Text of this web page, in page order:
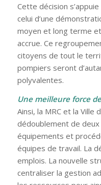
Cette décision
celui d’une
moyen et long terme
accrue. Ce
citoyens de tout le
pompiers seront
polyvalentes.
Une meilleure force
Ainsi, la MRC et la
dédoublement de
équipements et
équipes de travail. La
emplois. La nouvelle
centraliser la gestion